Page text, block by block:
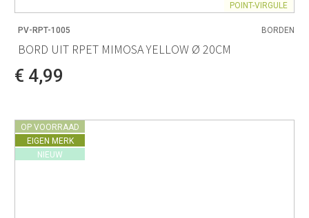
POINT-VIRGULE
PV-RPT-1005 BORDEN
BORD UIT RPET MIMOSA YELLOW Ø 20CM
€ 4,99
OP VOORRAAD
EIGEN MERK
NIEUW